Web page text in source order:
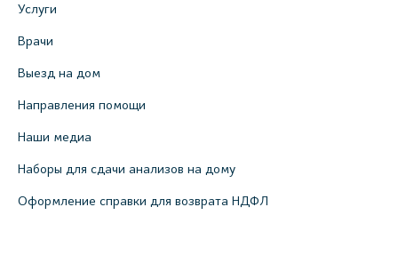
Услуги
Врачи
Выезд на дом
Направления помощи
Наши медиа
Наборы для сдачи анализов на дому
Оформление справки для возврата НДФЛ